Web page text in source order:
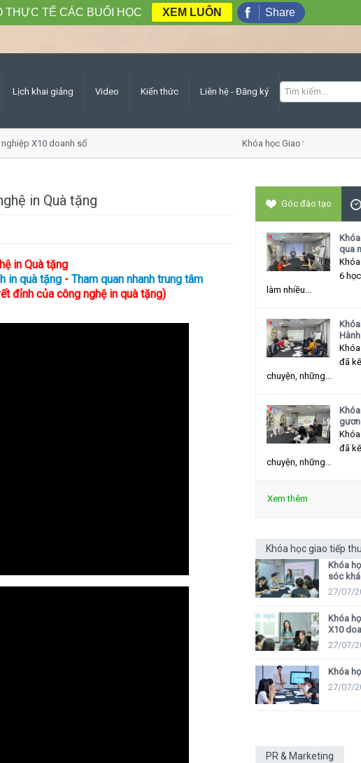
Lịch khai giảng Video Kiến thức Liên hệ - Đăng ký
X10 doanh số Khóa học Giao tiếp ứng xử thu hút
in Quà tặng
in Quà tặng
in quà tặng- Tham quan nhanh trung tâm
đỉnh của công nghệ in quà tặng)
Góc đào tạo
qua
6
làm nhiều...
đã
chuyện, những...
đã
chuyện, những...
Xem thêm
Khóa học giao tiếp
Khóa
sóc
27/07/
Khóa
X10
27/07/
Khóa
27/07/
PR & Marketing
THỰC TẾ CÁC BUỔI HỌC XEM LUÔN Share